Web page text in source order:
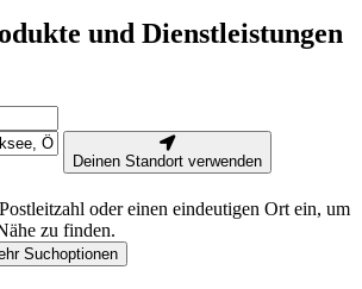
und Dienstleistungen
Deinen Standort verwenden
oder einen eindeutigen Ort ein, um
zu finden.
Suchoptionen